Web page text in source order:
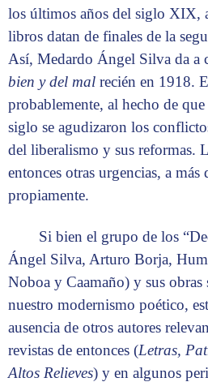
los últimos años del siglo XIX,
libros datan de finales de la
Así, Medardo Ángel Silva da a
bien y del mal recién en 1918.
probablemente, al hecho de
siglo se agudizaron los
del liberalismo y sus reformas.
entonces otras urgencias, a más
propiamente.
Si bien el grupo de los
Ángel Silva, Arturo Borja,
Noboa y Caamaño) y sus
nuestro modernismo poético,
ausencia de otros autores
revistas de entonces (Letras,
Altos Relieves) y en algunos